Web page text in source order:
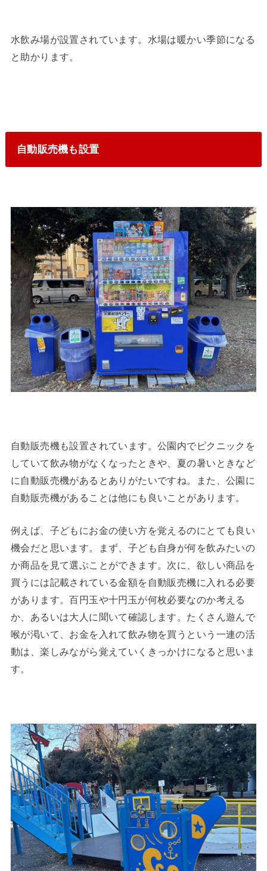
水飲み場が設置されています。水場は暖かい季節になる
と助かります。
自動販売機も設置
自動販売機も設置されています。公園内でピクニックを
していて飲み物がなくなったときや、夏の暑いときなど
に自動販売機があるとありがたいですね。また、公園に
自動販売機があることは他にも良いことがあります。
例えば、子どもにお金の使い方を覚えるのにとても良い
機会だと思います。まず、子ども自身が何を飲みたいの
か商品を見て選ぶことができます。次に、欲しい商品を
買うには記載されている金額を自動販売機に入れる必要
があります。百円玉や十円玉が何枚必要なのか考える
か、あるいは大人に聞いて確認します。たくさん遊んで
喉が渇いて、お金を入れて飲み物を買うという一連の活
動は、楽しみながら覚えていくきっかけになると思いま
す。